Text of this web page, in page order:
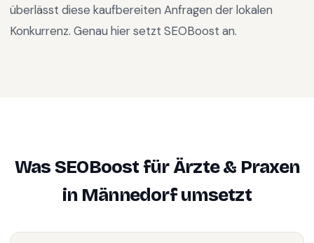
überlässt diese kaufbereiten Anfragen der lokalen
Konkurrenz. Genau hier setzt SEOBoost an.
Was SEOBoost fürÄrzte & Praxen
in Männedorfumsetzt